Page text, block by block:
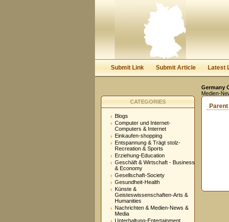
Submit Link Submit Article Latest
Germany
Medien-
CATEGORIES
Blogs
Computer und Internet-
Computers & Internet
Einkaufen-shopping
Entspannung & Trägt stolz-
Recreation & Sports
Erziehung-Education
Geschäft & Wirtschaft - Business
& Economy
Gesellschaft-Society
Gesundheit-Health
Künste &
Geisteswissenschaften-Arts &
Humanities
Nachrichten & Medien-News &
Media
Unterhaltung-Entertainment